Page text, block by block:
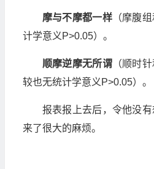
摩与不摩都一样（摩腹
计学意义P>0.05）。
顺摩逆摩无所谓（顺时
较也无统计学意义P>0.05）。
报表报上去后，令他没
来了很大的麻烦。